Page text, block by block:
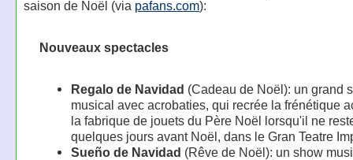
saison de Noël (via pafans.com):
Nouveaux spectacles
Regalo de Navidad (Cadeau de Noël): un grand
musical avec acrobaties, qui recrée la frénétique
la fabrique de jouets du Père Noël lorsqu'il ne
quelques jours avant Noël, dans le Gran Teatre
Sueño de Navidad (Rêve de Noël): un show